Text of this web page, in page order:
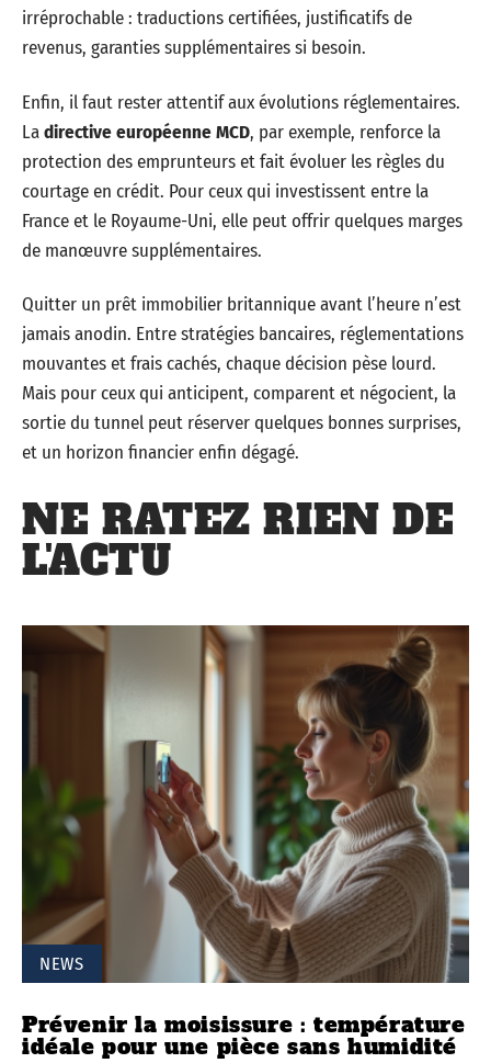
irréprochable : traductions certifiées, justificatifs de
revenus, garanties supplémentaires si besoin.
Enfin, il faut rester attentif aux évolutions réglementaires.
Ladirective européenne MCD, par exemple, renforce la
protection des emprunteurs et fait évoluer les règles du
courtage en crédit. Pour ceux qui investissent entre la
France et le Royaume-Uni, elle peut offrir quelques marges
de manœuvre supplémentaires.
Quitter un prêt immobilier britannique avant l’heure n’est
jamais anodin. Entre stratégies bancaires, réglementations
mouvantes et frais cachés, chaque décision pèse lourd.
Mais pour ceux qui anticipent, comparent et négocient, la
sortie du tunnel peut réserver quelques bonnes surprises,
et un horizon financier enfin dégagé.
NE RATEZ RIEN DE
L'ACTU
NEWS
Prévenir la moisissure : température
idéale pour une pièce sans humidité